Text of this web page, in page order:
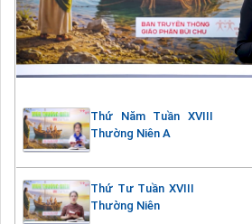
Thứ Năm Tuần XVIII
Thường Niên A
Thứ Tư Tuần XVIII
Thường Niên